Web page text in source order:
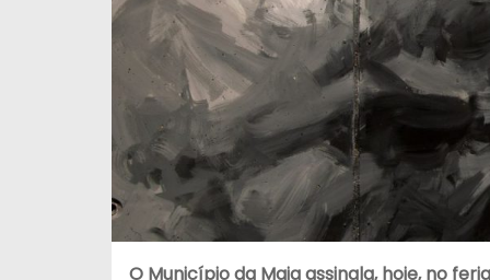
O Município da Maia assinala, hoje, no